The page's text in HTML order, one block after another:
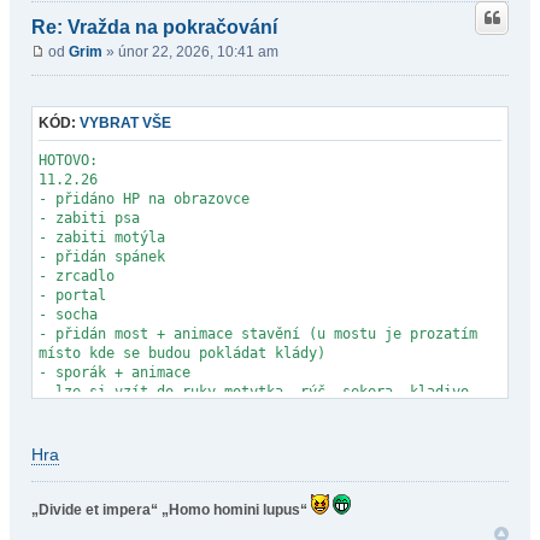
Re: Vražda na pokračování
od Grim » únor 22, 2026, 10:41 am
KÓD: VYBRAT VŠE
HOTOVO:
11.2.26
- přidáno HP na obrazovce
- zabiti psa
- zabiti motýla
- přidán spánek
- zrcadlo
- portal
- socha
- přidán most + animace stavění (u mostu je prozatím
místo kde se budou pokládat klády)
- sporák + animace
- lze si vzít do ruky motytka, rýč, sekera, kladivo,
trávu
- zhulení postavy (otočení ovládaní postavy)
- páky na pohyb trůnu
Hra
„Divide et impera“ „Homo homini lupus“